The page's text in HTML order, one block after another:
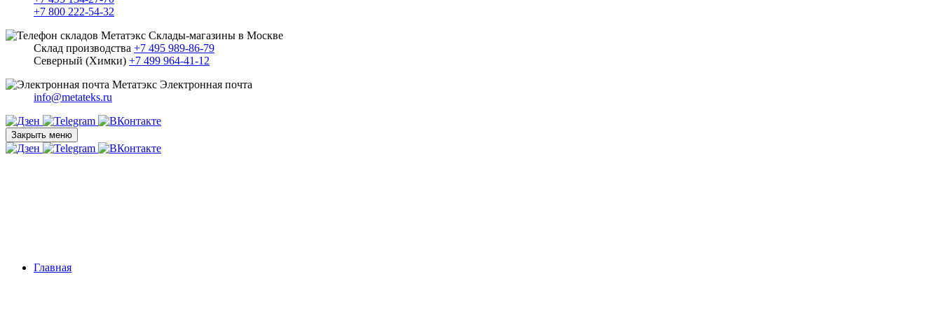
+7 800 222-54-32
Склады-магазины в Москве
Склад производства +7 495 989-86-79
Северный (Химки) +7 499 964-41-12
Электронная почта
info@metateks.ru
Закрыть меню
Главная